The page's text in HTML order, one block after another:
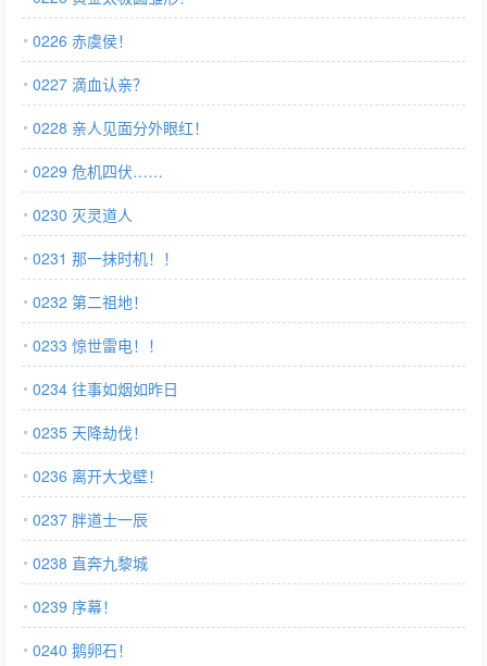
0226 赤虞侯！
0227 滴血认亲？
0228 亲人见面分外眼红！
0229 危机四伏……
0230 灭灵道人
0231 那一抹时机！！
0232 第二祖地！
0233 惊世雷电！！
0234 往事如烟如昨日
0235 天降劫伐！
0236 离开大戈壁！
0237 胖道士一辰
0238 直奔九黎城
0239 序幕！
0240 鹅卵石！